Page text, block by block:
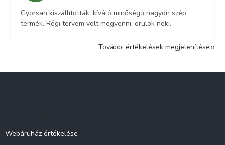
Gyorsan kiszállították, kíváló minőségű nagyon szép
termék. Régi tervem volt megvenni, örülök neki.
További értékelések megjelenítése
Webáruház értékelése